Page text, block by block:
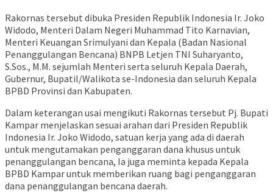
Rakornas tersebut dibuka Presiden Republik Indonesia Ir. Joko
Widodo, Menteri Dalam Negeri Muhammad Tito Karnavian,
Menteri Keuangan Srimulyani dan Kepala (Badan Nasional
Penanggulangan Bencana) BNPB Letjen TNI Suharyanto,
S.Sos., M.M. sejumlah Menteri serta seluruh Kepala Daerah,
Gubernur, Bupatil/Walikota se-Indonesia dan seluruh Kepala
BPBD Provinsi dan Kabupaten.
Dalam keterangan usai mengikuti Rakornas tersebut Pj. Bupati
Kampar menjelaskan sesuai arahan dari Presiden Republik
Indonesia Ir. Joko Widodo, satuan kerja yang ada di daerah
untuk mengutamakan penganggaran dana khusus untuk
penanggulangan bencana, Ia juga meminta kepada Kepala
BPBD Kampar untuk memberikan ruang bagi penganggaran
dana penanggulangan bencana daerah.